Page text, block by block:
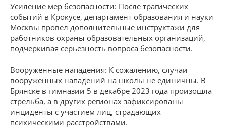
Усиление мер безопасности: После трагических
событий в Крокусе, департамент образования и науки
Москвы провел дополнительные инструктажи для
работников охраны образовательных организаций,
подчеркивая серьезность вопроса безопасности.
Вооруженные нападения: К сожалению, случаи
вооруженных нападений на школы не единичны. В
Брянске в гимназии 5 в декабре 2023 года произошла
стрельба, а в других регионах зафиксированы
инциденты с участием лиц, страдающих
психическими расстройствами.